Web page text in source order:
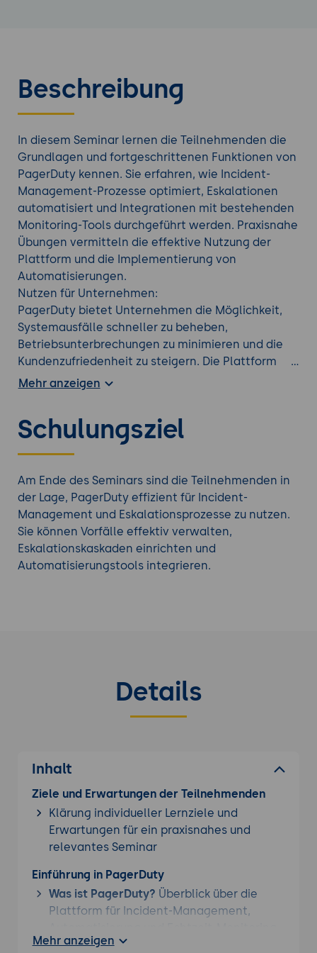
Beschreibung
In diesem Seminar lernen die Teilnehmenden die
Grundlagen und fortgeschrittenen Funktionen von
PagerDuty kennen. Sie erfahren, wie Incident-
Management-Prozesse optimiert, Eskalationen
automatisiert und Integrationen mit bestehenden
Monitoring-Tools durchgeführt werden. Praxisnahe
Übungen vermitteln die effektive Nutzung der
Plattform und die Implementierung von
Automatisierungen.
Nutzen für Unternehmen:
PagerDuty bietet Unternehmen die Möglichkeit,
Systemausfälle schneller zu beheben,
Betriebsunterbrechungen zu minimieren und die
Kundenzufriedenheit zu steigern. Die Plattform
unterstützt IT-Teams bei der Optimierung von
die Integration von KI und Automatisierung können
Unternehmen Ressourcen effizienter nutzen und
Bei Interesse an einem passendenDevOps
Seminar, werfen Sie einen Blick auf unser
gesamtes Portfolio.
Mehr anzeigen
Schulungsziel
Am Ende des Seminars sind die Teilnehmenden in
der Lage, PagerDuty effizient für Incident-
Management und Eskalationsprozesse zu nutzen.
Sie können Vorfälle effektiv verwalten,
Eskalationskaskaden einrichten und
Automatisierungstools integrieren.
Details
Inhalt
Ziele und Erwartungen der Teilnehmenden
Klärung individueller Lernziele und
Erwartungen für ein praxisnahes und
relevantes Seminar
Einführung in PagerDuty
Was ist PagerDuty? Überblick über die
Plattform für Incident-Management,
Wichtige Funktionen:
Mehr anzeigen